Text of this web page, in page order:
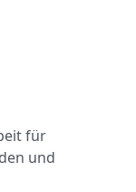
für
und